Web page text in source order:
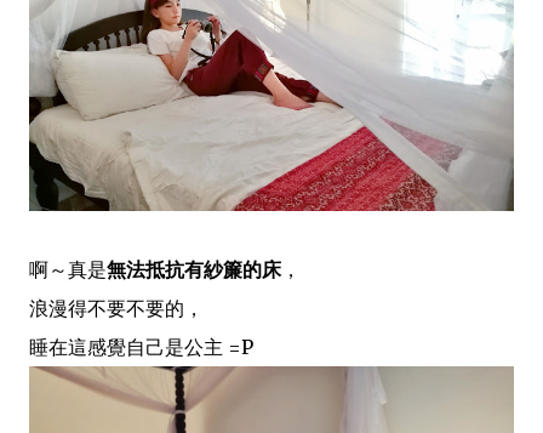
啊～真是無法抵抗有紗簾的床，
浪漫得不要不要的，
睡在這感覺自己是公主 =P